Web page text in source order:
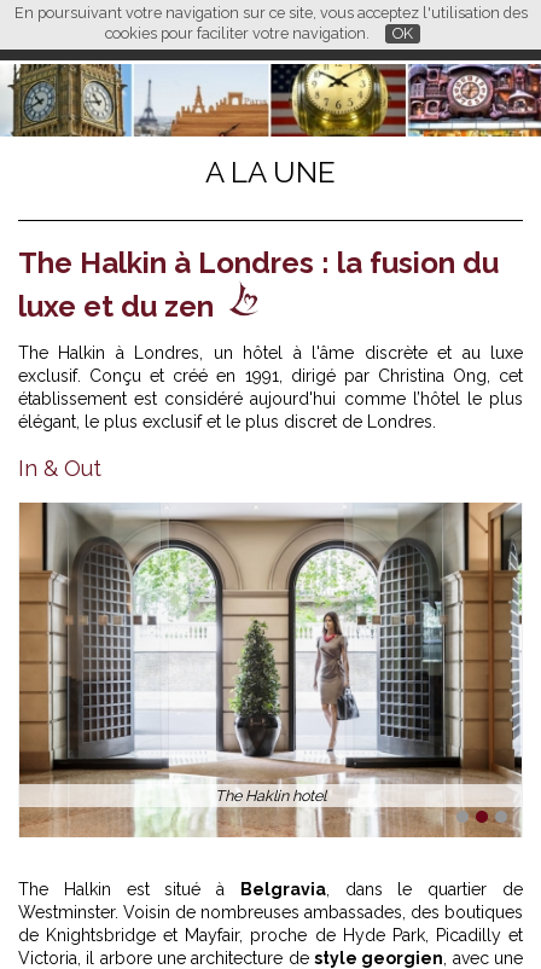
En poursuivant votre navigation sur ce site, vous acceptez l'utilisation des
cookies pour faciliter votre navigation.
OK
FR EN CN
L M
A LA UNE
The Halkin à Londres : la fusion du
luxe et du zen
The Halkin à Londres, un hôtel à l'âme discrète et au luxe
exclusif. Conçu et créé en 1991, dirigé par Christina Ong, cet
établissement est considéré aujourd'hui comme l’hôtel le plus
élégant, le plus exclusif et le plus discret de Londres.
In & Out
The Haklin hotel
1 2 3
The Halkin est situé à Belgravia, dans le quartier de
Westminster. Voisin de nombreuses ambassades, des boutiques
de Knightsbridge et Mayfair, proche de Hyde Park, Picadilly et
Victoria, il arbore une architecture de style georgien , avec une